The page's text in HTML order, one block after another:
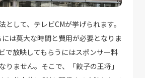
として、テレビCMが挙げられます。
は莫大な時間と費用が必要となりま
で放映してもらうにはスポンサー料
りません。そこで、「餃子の王将」